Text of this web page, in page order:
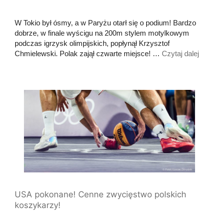
W Tokio był ósmy, a w Paryżu otarł się o podium! Bardzo
dobrze, w finale wyścigu na 200m stylem motylkowym
podczas igrzysk olimpijskich, popłynął Krzysztof
Chmielewski. Polak zajął czwarte miejsce! … Czytaj dalej
USA pokonane! Cenne zwycięstwo polskich
koszykarzy!